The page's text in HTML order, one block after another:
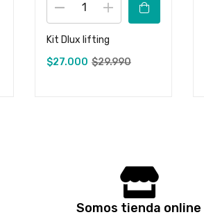
Kit Dlux lifting
$27.000 $29.990
Somos tienda online